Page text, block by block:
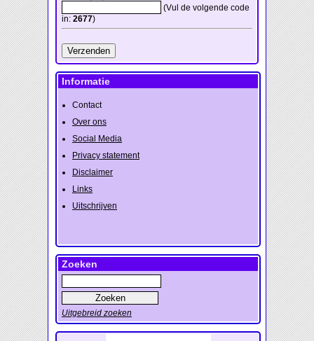
(Vul de volgende code
in: 2677)
Informatie
Contact
Over ons
Social Media
Privacy statement
Disclaimer
Links
Uitschrijven
Zoeken
Uitgebreid zoeken